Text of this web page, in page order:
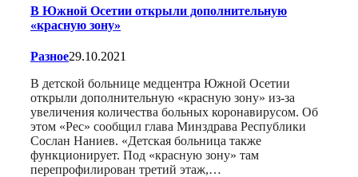
В Южной Осетии открыли дополнительную
«красную зону»
Разное29.10.2021
В детской больнице медцентра Южной Осетии
открыли дополнительную «красную зону» из-за
увеличения количества больных коронавирусом. Об
этом «Рес» сообщил глава Минздрава Республики
Сослан Наниев. «Детская больница также
функционирует. Под «красную зону» там
перепрофилирован третий этаж,…